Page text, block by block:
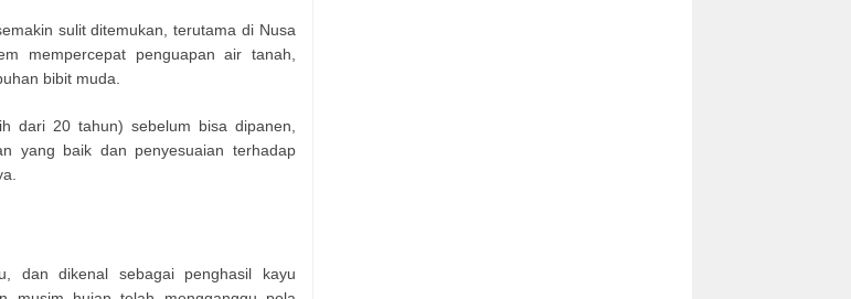
sulit ditemukan, terutama di Nusa
mempercepat penguapan air tanah,
bibit muda.
dari 20 tahun) sebelum bisa dipanen,
yang baik dan penyesuaian terhadap
dan dikenal sebagai penghasil kayu